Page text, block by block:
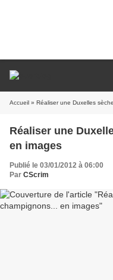
Accueil » Réaliser une Duxelles
Réaliser une
en images
Publié le 03/01/2012 à 06:00
Par CScrim